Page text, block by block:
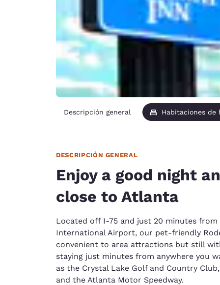
English
English
Asia-Pacífico
Descripción general Habitaciones de
DESCRIPCIÓN GENERAL
Enjoy a good night
close to Atlanta
Located off I-75 and just 20 minutes
International Airport, our pet-friendly
convenient to area attractions but still
staying just minutes from anywhere you
as the Crystal Lake Golf and Country
and the Atlanta Motor Speedway.